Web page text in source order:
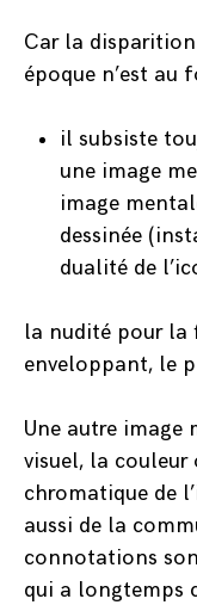
Car la disparition
époque n’est au
il subsiste
une image
image
dessinée
dualité de
la nudité pour la
enveloppant, le
Une autre
visuel, la
chromatique de
aussi de la
connotations
qui a longtemps